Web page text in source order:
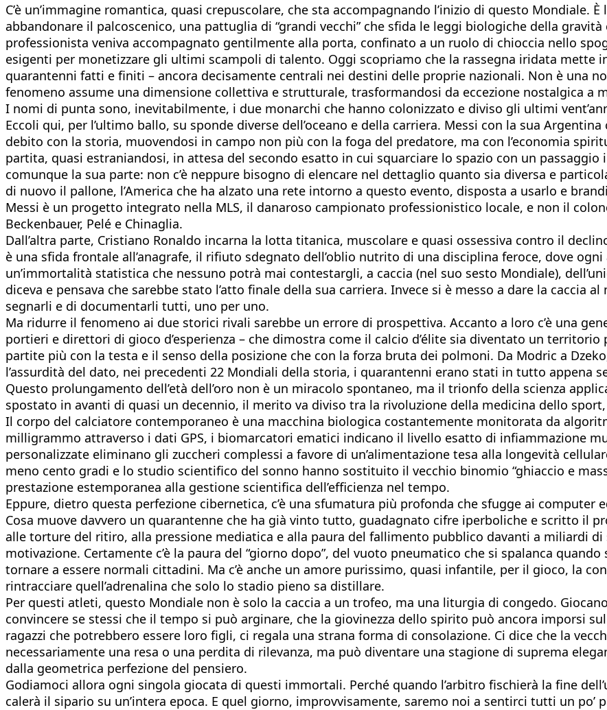
C’è un’immagine romantica, quasi crepuscolare, che sta accompagnando l’inizio di questo Mondiale.
abbandonare il palcoscenico, una pattuglia di “grandi vecchi” che sfida le leggi biologiche della
professionista veniva accompagnato gentilmente alla porta, confinato a un ruolo di chioccia nello
esigenti per monetizzare gli ultimi scampoli di talento. Oggi scopriamo che la rassegna iridata mette
quarantenni fatti e finiti – ancora decisamente centrali nei destini delle proprie nazionali. Non è una
fenomeno assume una dimensione collettiva e strutturale, trasformandosi da eccezione nostalgica a
I nomi di punta sono, inevitabilmente, i due monarchi che hanno colonizzato e diviso gli ultimi
Eccoli qui, per l’ultimo ballo, su sponde diverse dell’oceano e della carriera. Messi con la sua
debito con la storia, muovendosi in campo non più con la foga del predatore, ma con l’economia
partita, quasi estraniandosi, in attesa del secondo esatto in cui squarciare lo spazio con un
comunque la sua parte: non c’è neppure bisogno di elencare nel dettaglio quanto sia diversa e
di nuovo il pallone, l’America che ha alzato una rete intorno a questo evento, disposta a usarlo e
Messi è un progetto integrato nella MLS, il danaroso campionato professionistico locale, e non il
Beckenbauer, Pelé e Chinaglia.
Dall’altra parte, Cristiano Ronaldo incarna la lotta titanica, muscolare e quasi ossessiva contro il
è una sfida frontale all’anagrafe, il rifiuto sdegnato dell’oblio nutrito di una disciplina feroce, dove
un’immortalità statistica che nessuno potrà mai contestargli, a caccia (nel suo sesto Mondiale),
diceva e pensava che sarebbe stato l’atto finale della sua carriera. Invece si è messo a dare la caccia
segnarli e di documentarli tutti, uno per uno.
Ma ridurre il fenomeno ai due storici rivali sarebbe un errore di prospettiva. Accanto a loro c’è una
portieri e direttori di gioco d’esperienza – che dimostra come il calcio d’élite sia diventato un
partite più con la testa e il senso della posizione che con la forza bruta dei polmoni. Da Modric a
l’assurdità del dato, nei precedenti 22 Mondiali della storia, i quarantenni erano stati in tutto appena
Questo prolungamento dell’età dell’oro non è un miracolo spontaneo, ma il trionfo della scienza
spostato in avanti di quasi un decennio, il merito va diviso tra la rivoluzione della medicina dello
Il corpo del calciatore contemporaneo è una macchina biologica costantemente monitorata da
milligrammo attraverso i dati GPS, i biomarcatori ematici indicano il livello esatto di infiammazione
personalizzate eliminano gli zuccheri complessi a favore di un’alimentazione tesa alla longevità
meno cento gradi e lo studio scientifico del sonno hanno sostituito il vecchio binomio “ghiaccio e
prestazione estemporanea alla gestione scientifica dell’efficienza nel tempo.
Eppure, dietro questa perfezione cibernetica, c’è una sfumatura più profonda che sfugge ai computer
Cosa muove davvero un quarantenne che ha già vinto tutto, guadagnato cifre iperboliche e scritto il
alle torture del ritiro, alla pressione mediatica e alla paura del fallimento pubblico davanti a miliardi
motivazione. Certamente c’è la paura del “giorno dopo”, del vuoto pneumatico che si spalanca
tornare a essere normali cittadini. Ma c’è anche un amore purissimo, quasi infantile, per il gioco, la
rintracciare quell’adrenalina che solo lo stadio pieno sa distillare.
Per questi atleti, questo Mondiale non è solo la caccia a un trofeo, ma una liturgia di congedo.
convincere se stessi che il tempo si può arginare, che la giovinezza dello spirito può ancora imporsi
ragazzi che potrebbero essere loro figli, ci regala una strana forma di consolazione. Ci dice che la
necessariamente una resa o una perdita di rilevanza, ma può diventare una stagione di suprema
dalla geometrica perfezione del pensiero.
Godiamoci allora ogni singola giocata di questi immortali. Perché quando l’arbitro fischierà la fine
calerà il sipario su un’intera epoca. E quel giorno, improvvisamente, saremo noi a sentirci tutti un po’